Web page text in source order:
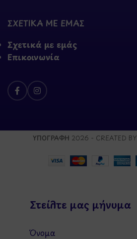
ΣΧΕΤΙΚΑ ΜΕ ΕΜΑΣ
Σχετικά με εμάς
Επικοινωνία
ΥΠΟΓΡΑΦΗ 2026 - CREATED BY
Στείλτε μας μήνυμα
Όνομα